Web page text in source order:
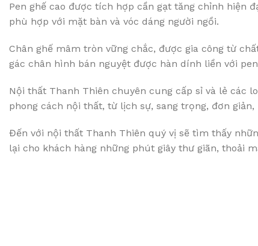
Pen ghế cao được tích hợp cần gạt tăng chỉnh hiện
phù hợp với mặt bàn và vóc dáng người ngồi.
Chân ghế mâm tròn vững chắc, được gia công từ
gác chân hình bán nguyệt được hàn dính liền với
Nội thất Thanh Thiên chuyên cung cấp sỉ và lẻ các
phong cách nội thất, từ lịch sự, sang trọng, đơn
Đến với nội thất Thanh Thiên quý vị sẽ tìm thấy
lại cho khách hàng những phút giây thư giãn, thoải